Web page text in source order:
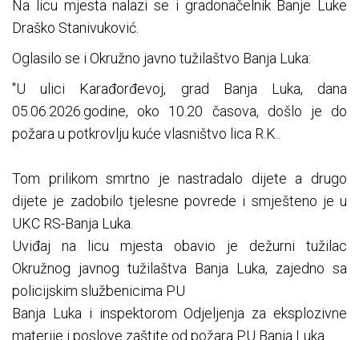
Na licu mjesta nalazi se i gradonačelnik Banje Luke
Draško Stanivuković.
Oglasilo se i Okružno javno tužilaštvo Banja Luka:
"U ulici Karađorđevoj, grad Banja Luka, dana
05.06.2026.godine, oko 10.20 časova, došlo je do
požara u potkrovlju kuće vlasništvo lica R.K..
Tom prilikom smrtno je nastradalo dijete a drugo
dijete je zadobilo tjelesne povrede i smješteno je u
UKC RS-Banja Luka.
Uviđaj na licu mjesta obavio je dežurni tužilac
Okružnog javnog tužilaštva Banja Luka, zajedno sa
policijskim službenicima PU
Banja Luka i inspektorom Odjeljenja za eksplozivne
materije i poslove zaštite od požara PU Banja Luka.